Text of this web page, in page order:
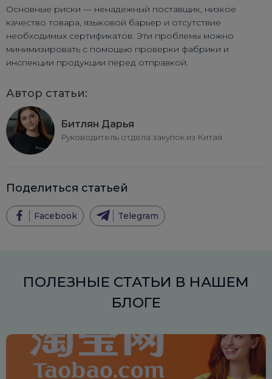
Основные риски — ненадежный поставщик, низкое
качество товара, языковой барьер и отсутствие
необходимых сертификатов. Эти проблемы можно
минимизировать с помощью проверки фабрики и
инспекции продукции перед отправкой.
Автор статьи:
Битлян Дарья
Руководитель отдела закупок из Китая
Поделиться статьей
Facebook Telegram
ПОЛЕЗНЫЕ СТАТЬИ В НАШЕМ
БЛОГЕ